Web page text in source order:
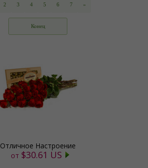
2 3 4 5 6 7 »
Конец
Отличное Настроение
от $30.61 US